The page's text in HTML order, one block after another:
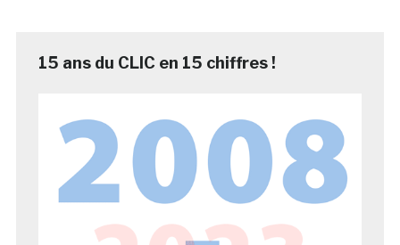
15 ans du CLIC en 15 chiffres !